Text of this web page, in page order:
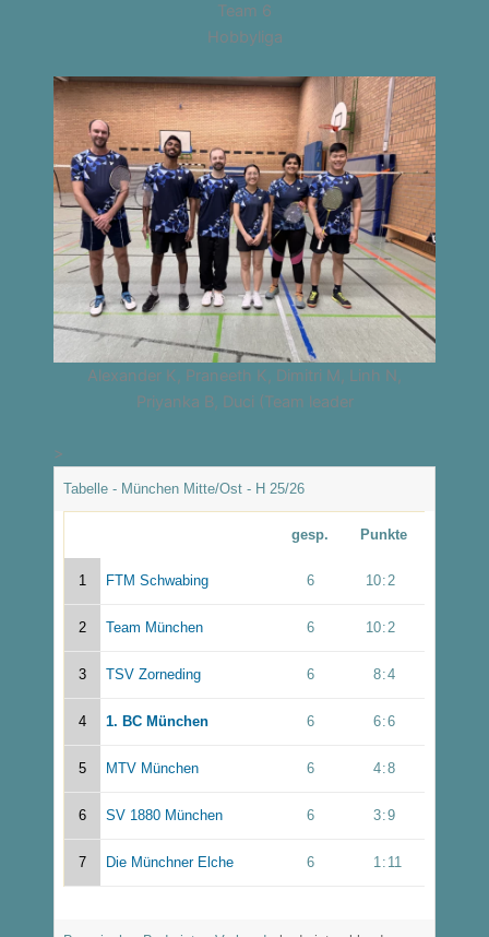
Team 6
Hobbyliga
Alexander K, Praneeth K, Dimitri M, Linh N,
Priyanka B, Duci (Team leader
>
Tabelle - München Mitte/Ost - H 25/26
gesp. Punkte
1 FTM Schwabing 6 10:2
2 Team München 6 10:2
3 TSV Zorneding 6 8:4
4 1. BC München 6 6:6
5 MTV München 6 4:8
6 SV 1880 München 6 3:9
7 Die Münchner Elche 6 1: 11